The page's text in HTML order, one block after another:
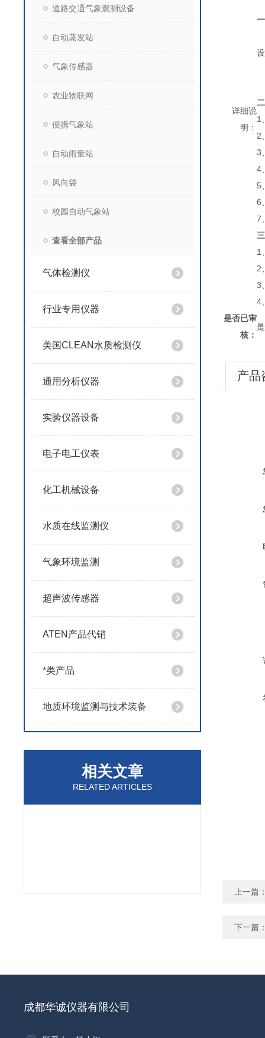
道路交通气象观测设备
自动蒸发站
气象传感器
农业物联网
便携气象站
自动雨量站
风向袋
校园自动气象站
查看全部产品
气体检测仪
行业专用仪器
美国CLEAN水质检测仪
通用分析仪器
实验仪器设备
电子电工仪表
化工机械设备
水质在线监测仪
气象环境监测
超声波传感器
ATEN产品代销
*类产品
地质环境监测与技术装备
相关文章
RELATED ARTICLES
详细说
明：
1
2
3
4
5
6
7
1
2
3
4
是否已审
核：
是
产品
上一篇
下一篇
成都华诚仪器有限公司